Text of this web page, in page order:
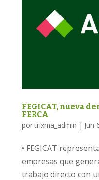
FEGICAT, nueva
FERCA
portrixma_admin | Jun
• FEGICAT
empresas que
trabajo directo con